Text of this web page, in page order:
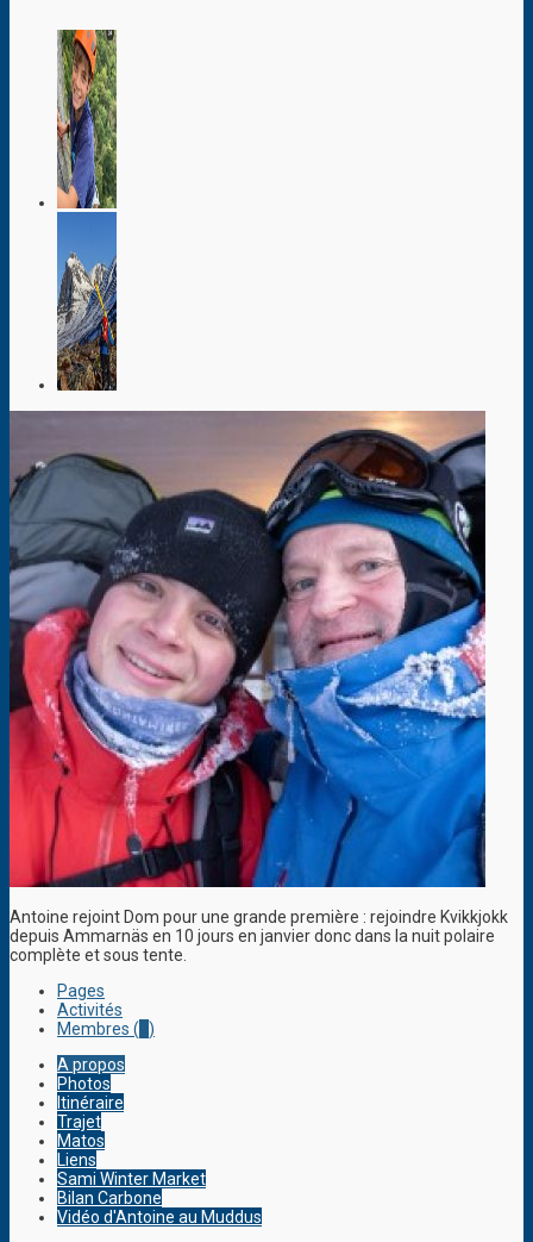
Antoine rejoint Dom pour une grande première : rejoindre Kvikkjokk
depuis Ammarnäs en 10 jours en janvier donc dans la nuit polaire
complète et sous tente.
Pages
Activités
Membres ( )
A propos
Photos
Itinéraire
Trajet
Matos
Liens
Sami Winter Market
Bilan Carbone
Vidéo d'Antoine au Muddus